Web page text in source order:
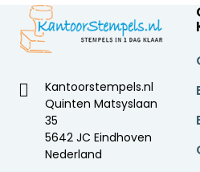
Kantoorstempels.nl
Quinten Matsyslaan
35
5642 JC Eindhoven
Nederland